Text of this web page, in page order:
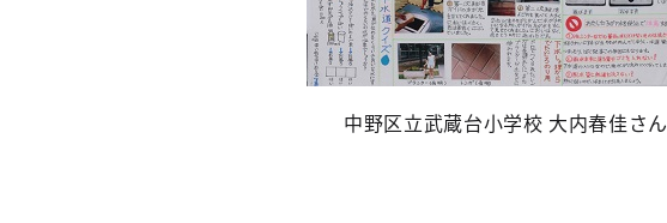
中野区立武蔵台小学校 大内春佳さん